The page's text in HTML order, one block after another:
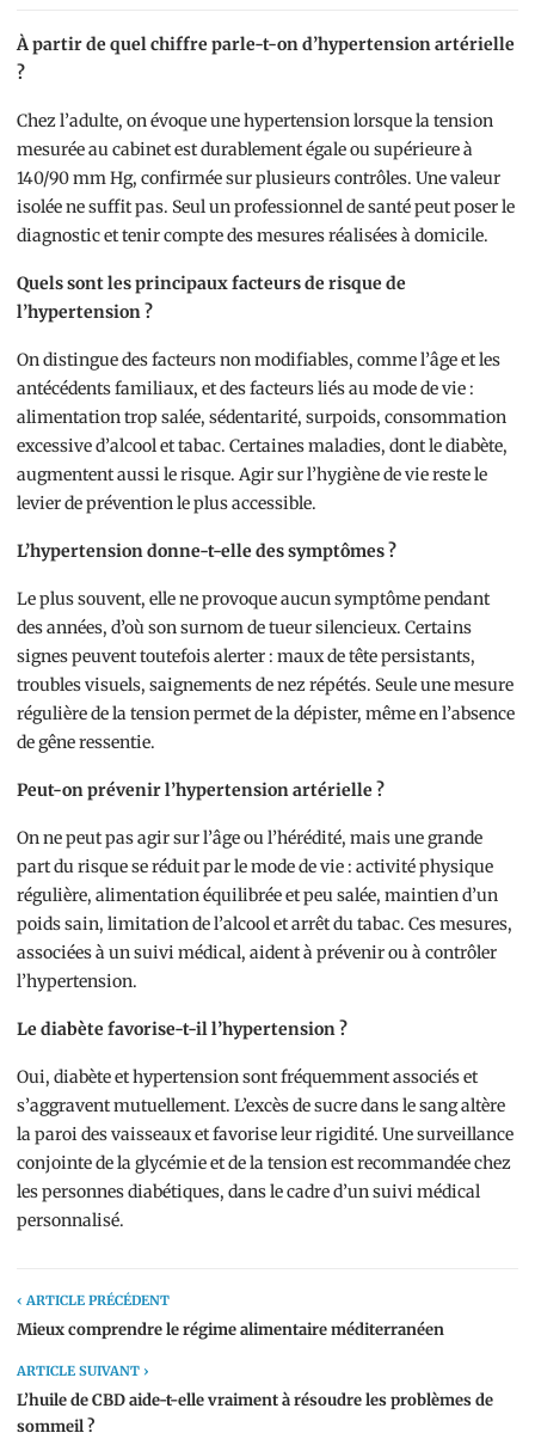
À partir de quel chiffre parle-t-on d’hypertension artérielle
?
Chez l’adulte, on évoque une hypertension lorsque la tension
mesurée au cabinet est durablement égale ou supérieure à
140/90 mm Hg, confirmée sur plusieurs contrôles. Une valeur
isolée ne suffit pas. Seul un professionnel de santé peut poser le
diagnostic et tenir compte des mesures réalisées à domicile.
Quels sont les principaux facteurs de risque de
l’hypertension ?
On distingue des facteurs non modifiables, comme l’âge et les
antécédents familiaux, et des facteurs liés au mode de vie :
alimentation trop salée, sédentarité, surpoids, consommation
excessive d’alcool et tabac. Certaines maladies, dont le diabète,
augmentent aussi le risque. Agir sur l’hygiène de vie reste le
levier de prévention le plus accessible.
L’hypertension donne-t-elle des symptômes ?
Le plus souvent, elle ne provoque aucun symptôme pendant
des années, d’où son surnom de tueur silencieux. Certains
signes peuvent toutefois alerter : maux de tête persistants,
troubles visuels, saignements de nez répétés. Seule une mesure
régulière de la tension permet de la dépister, même en l’absence
de gêne ressentie.
Peut-on prévenir l’hypertension artérielle ?
On ne peut pas agir sur l’âge ou l’hérédité, mais une grande
part du risque se réduit par le mode de vie : activité physique
régulière, alimentation équilibrée et peu salée, maintien d’un
poids sain, limitation de l’alcool et arrêt du tabac. Ces mesures,
associées à un suivi médical, aident à prévenir ou à contrôler
l’hypertension.
Le diabète favorise-t-il l’hypertension ?
Oui, diabète et hypertension sont fréquemment associés et
s’aggravent mutuellement. L’excès de sucre dans le sang altère
la paroi des vaisseaux et favorise leur rigidité. Une surveillance
conjointe de la glycémie et de la tension est recommandée chez
les personnes diabétiques, dans le cadre d’un suivi médical
personnalisé.
‹ ARTICLE PRÉCÉDENT
Mieux comprendre le régime alimentaire méditerranéen
ARTICLE SUIVANT ›
L’huile de CBD aide-t-elle vraiment à résoudre les problèmes de
sommeil ?